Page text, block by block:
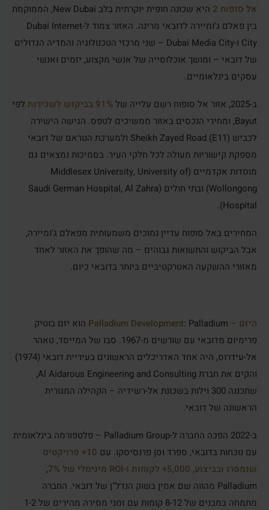
אל סופוח 2
היא שכונה חופית יוקרתית בלב New Dubai, הממוקמת
בין פאלם ג'ומיירה לדובאי מרינה. האזור צמוד ל-Dubai Internet
City ו-Dubai Media City – שני מרכזי הטכנולוגיה והמדיה הגדולים
של דובאי – ומושך אוכלוסייה של אנשי מקצוע, יזמים ואנשי
עסקים בינלאומיים.
ב-2025, אזור אל סופוח רשם עלייה של 91% בביקוש לשכירות
לפי
Bayut, ומחירי הנכסים באזור ממשיכים לטפס. הגישה הישירה
לכביש Sheikh Zayed Road (E11) ולמערכת הטראם של דובאי
מספקת קישוריות מעולה לכל חלקי העיר. בסמיכות נמצאים גם
מוסדות אקדמיים (Middlesex University, University of
Wollongong) ובתי חולים (Saudi German Hospital, Al Zahra
Hospital).
המחירים באל סופוח עדיין נמוכים משמעותית מפאלם ג'ומיירה,
אבל הביקוש והתשואות גבוהים – מה שהופך את האזור לאחד
מאזורי ההשקעה האטרקטיביים ביותר בדובאי כיום.
היזם – Palladium Development:
Palladium הוא יזם בוטיק
פרימיום מדובאי עם שורשים מ-1967. סבו של המייסד, טאהר
אל-עידרוס, היה אחד האדריכלים הראשונים בעיריית דובאי (1974)
והקים את חברת Al Aidarous Engineering and Consulting,
שתכננה 300 וילות בשכונת אל-רשידיה – הקהילה המגורית
הראשונה של דובאי.
ב-2022 הפכה החברה ל-Palladium Group – פלטפורמה בינלאומית
עם נוכחות בדובאי, ספרד וסן פרנסיסקו. עם
10+ פרויקטים
שנמסרו ובביצוע, 5,000+ לקוחות ו-ROI מינימלי של 7%
,
Palladium מהווה שם אמין בשוק הנדל"ן של דובאי. החברה
מתמחה במבנים של 8-12 קומות עם זמני מסירה מהירים של 1-2